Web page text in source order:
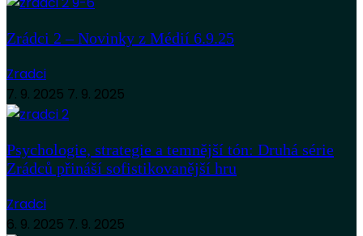
Zrádci 2 – Novinky z Médií 6.9.25
Zradci
7. 9. 2025 7. 9. 2025
Psychologie, strategie a temnější tón: Druhá série
Zrádců přináší sofistikovanější hru
Zradci
6. 9. 2025 7. 9. 2025